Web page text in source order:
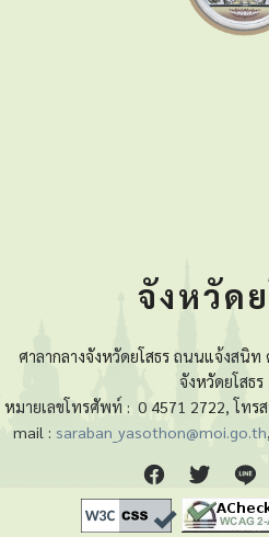
จังหวัด
ศาลากลางจังหวัดยโสธร ถนนแจ้งสนิท
จังหวัดยโสธร
หมายเลขโทรศัพท์ : 0 4571 2722, โทร
mail : saraban_yasothon@moi.go.th,